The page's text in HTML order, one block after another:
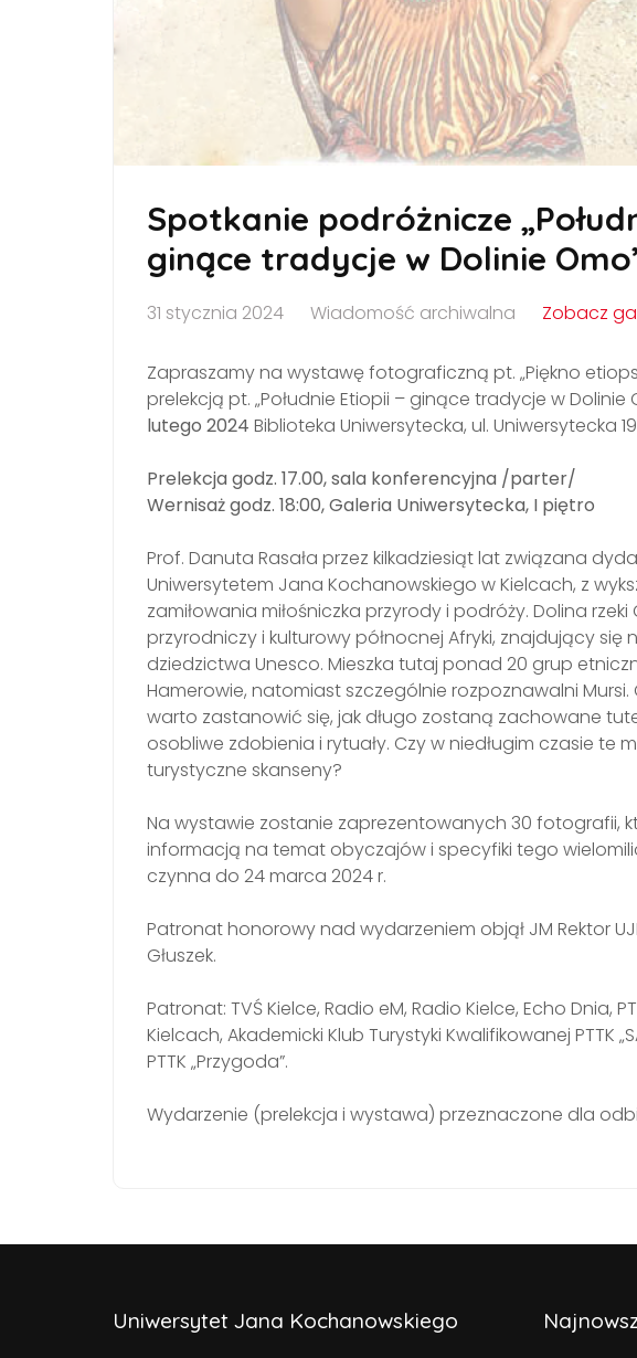
Spotkanie podróżnicze
ginące tradycje w Dolinie
31 stycznia 2024 Wiadomość archiwalna Zobacz
Zapraszamy na wystawę fotograficzną pt. „Piękno
prelekcją pt. „Południe Etiopii – ginące tradycje w Dolinie
lutego 2024 Biblioteka Uniwersytecka, ul. Uniwersytecka
Prelekcja godz. 17.00, sala konferencyjna /parter/
Wernisaż godz. 18:00, Galeria Uniwersytecka, I piętro
Prof. Danuta Rasała przez kilkadziesiąt lat związana
Uniwersytetem Jana Kochanowskiego w Kielcach, z
zamiłowania miłośniczka przyrody i podróży. Dolina
przyrodniczy i kulturowy północnej Afryki, znajdujący się
dziedzictwa Unesco. Mieszka tutaj ponad 20 grup
Hamerowie, natomiast szczególnie rozpoznawalni
warto zastanowić się, jak długo zostaną zachowane
osobliwe zdobienia i rytuały. Czy w niedługim czasie te
turystyczne skanseny?
Na wystawie zostanie zaprezentowanych 30 fotografii,
informacją na temat obyczajów i specyfiki tego
czynna do 24 marca 2024 r.
Patronat honorowy nad wydarzeniem objął JM Rektor
Głuszek.
Patronat: TVŚ Kielce, Radio eM, Radio Kielce, Echo Dnia,
Kielcach, Akademicki Klub Turystyki Kwalifikowanej PTTK
PTTK „Przygoda”.
Wydarzenie (prelekcja i wystawa) przeznaczone dla
Uniwersytet Jana Kochanowskiego